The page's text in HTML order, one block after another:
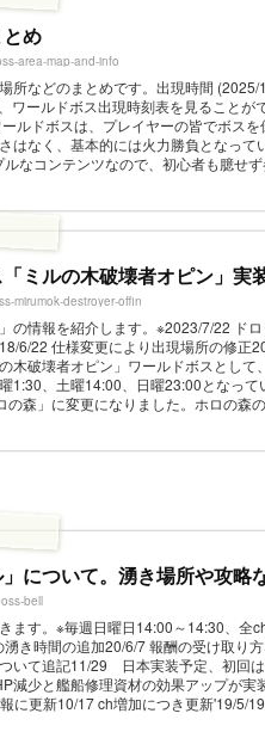
め
area-map-and-info
所などのまとめです。出現時間
ワールドボス出現時刻表を見ることが
ルドボスは、プレイヤーの皆でボス
はなく、基本的には火力勝負となって
なコンテンツなので、初心者も臆せず
ミルの木破壊者オピン」実
mirumok-destroyer-offin
の情報を紹介します。※2023/7/22 ド
6/22 仕様変更により出現場所の修正
木破壊者オピン」ワールドボスとして
1:30、土曜14:00、日曜23:00となって
森」に変更になりました。ホロの森
」について。湧き場所や攻略
bell
ます。※毎週日曜日14:00～14:30、全
き時間の追加20/6/7 報酬の受け取り
いて追記11/29 日本実装予定、初回
少と艦船修理資材の効果アップが実
に更新10/17 ch増加につき更新'19/5/